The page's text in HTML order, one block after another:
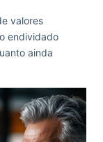
valores
endividado
ainda